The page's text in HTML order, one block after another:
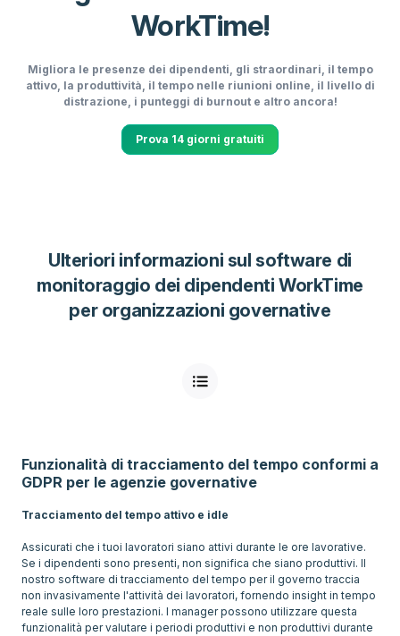
WorkTime!
Migliora le presenze dei dipendenti, gli straordinari, il tempo
attivo, la produttività, il tempo nelle riunioni online, il livello di
distrazione, i punteggi di burnout e altro ancora!
Prova 14 giorni gratuiti
Ulteriori informazioni sul software di
monitoraggio dei dipendenti WorkTime
per organizzazioni governative
Funzionalità di tracciamento del tempo conformi a
GDPR per le agenzie governative
Tracciamento del tempo attivo e idle
Assicurati che i tuoi lavoratori siano attivi durante le ore lavorative.
Se i dipendenti sono presenti, non significa che siano produttivi. Il
nostro software di tracciamento del tempo per il governo traccia
non invasivamente l'attività dei lavoratori, fornendo insight in tempo
reale sulle loro prestazioni. I manager possono utilizzare questa
funzionalità per valutare i periodi produttivi e non produttivi durante